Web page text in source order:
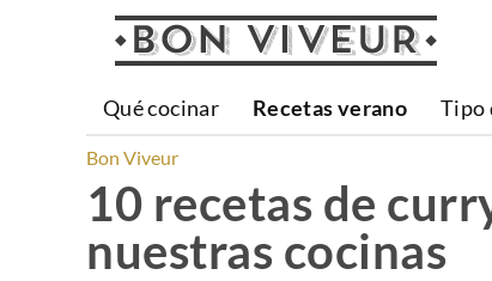
Qué cocinar Recetas verano Tipo
Bon Viveur
10 recetas de
nuestras cocinas